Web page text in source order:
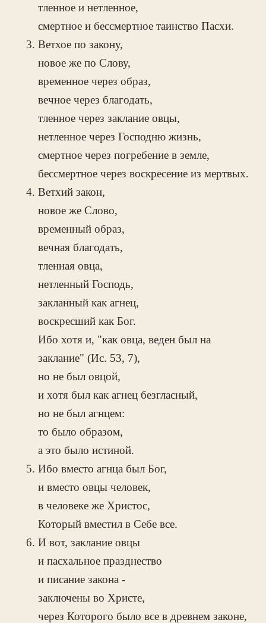
тленное и нетленное,
смертное и бессмертное таинство Пасхи.
Ветхое по закону,
новое же по Слову,
временное через образ,
вечное через благодать,
тленное через заклание овцы,
нетленное через Господню жизнь,
смертное через погребение в земле,
бессмертное через воскресение из мертвых.
Ветхий закон,
новое же Слово,
временный образ,
вечная благодать,
тленная овца,
нетленный Господь,
закланный как агнец,
воскресший как Бог.
Ибо хотя и, "как овца, веден был на
заклание" (Ис. 53, 7),
но не был овцой,
и хотя был как агнец безгласный,
но не был агнцем:
то было образом,
а это было истиной.
Ибо вместо агнца был Бог,
и вместо овцы человек,
в человеке же Христос,
Который вместил в Себе все.
И вот, заклание овцы
и пасхальное празднество
и писание закона -
заключены во Христе,
через Которого было все в древнем законе,